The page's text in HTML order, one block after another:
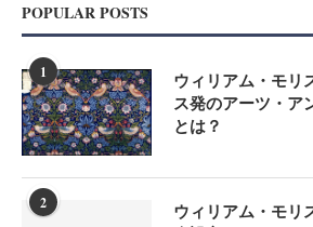
POPULAR POSTS
1
ウィリアム・モリ
ス発のアーツ・ア
とは？
2
ウィリアム・モリ